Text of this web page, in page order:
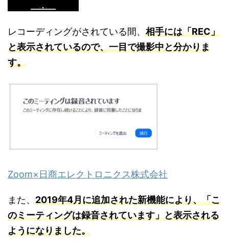
レコーディングがされている間、 相手には「REC」
と表示されているので、一目で撮影中と分かりま
す。
Zoom×日商エレクトロニクス株式会社
また、 2019年4月に追加された新機能により、「こ
のミーティングは録音されています」と表示される
ようになりました。